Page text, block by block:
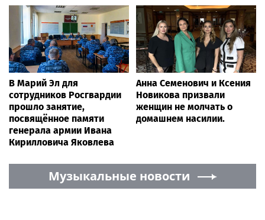
В Марий Эл для
сотрудников Росгвардии
прошло занятие,
посвящённое памяти
генерала армии Ивана
Кирилловича Яковлева
Анна Семенович и Ксения
Новикова призвали
женщин не молчать о
домашнем насилии.
Музыкальные новости